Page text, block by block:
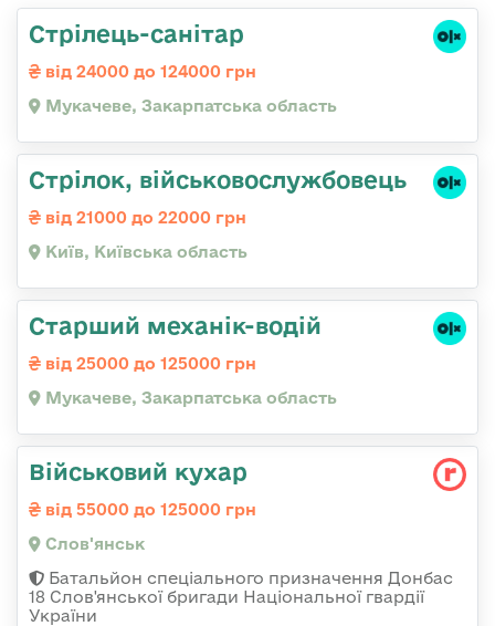
Стрілець-санітар
від 24000 до 124000 грн
Мукачеве, Закарпатська область
Стрілок, військовослужбовець
від 21000 до 22000 грн
Київ, Київська область
Старший механік-водій
від 25000 до 125000 грн
Мукачеве, Закарпатська область
Військовий кухар
від 55000 до 125000 грн
Слов'янськ
Батальйон спеціального призначення Донбас
18 Слов'янської бригади Національної гвардії
України